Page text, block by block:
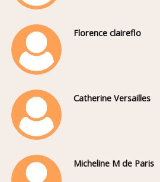
Florence claireflo
Catherine Versailles
Micheline M de Paris